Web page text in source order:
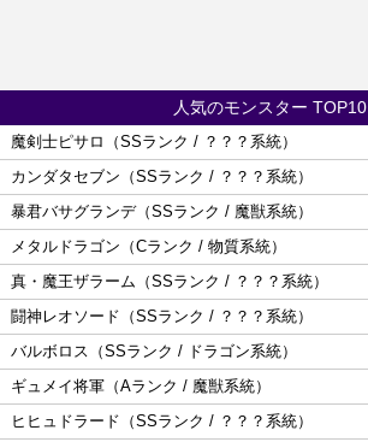
人気のモンスター TOP10
魔剣士ピサロ（SSランク / ？？？系統）
カンダタセブン（SSランク / ？？？系統）
暴君バサグランデ（SSランク / 魔獣系統）
メタルドラゴン（Cランク / 物質系統）
真・魔王ザラーム（SSランク / ？？？系統）
闘神レオソード（SSランク / ？？？系統）
バルボロス（SSランク / ドラゴン系統）
ギュメイ将軍（Aランク / 魔獣系統）
ヒヒュドラード（SSランク / ？？？系統）